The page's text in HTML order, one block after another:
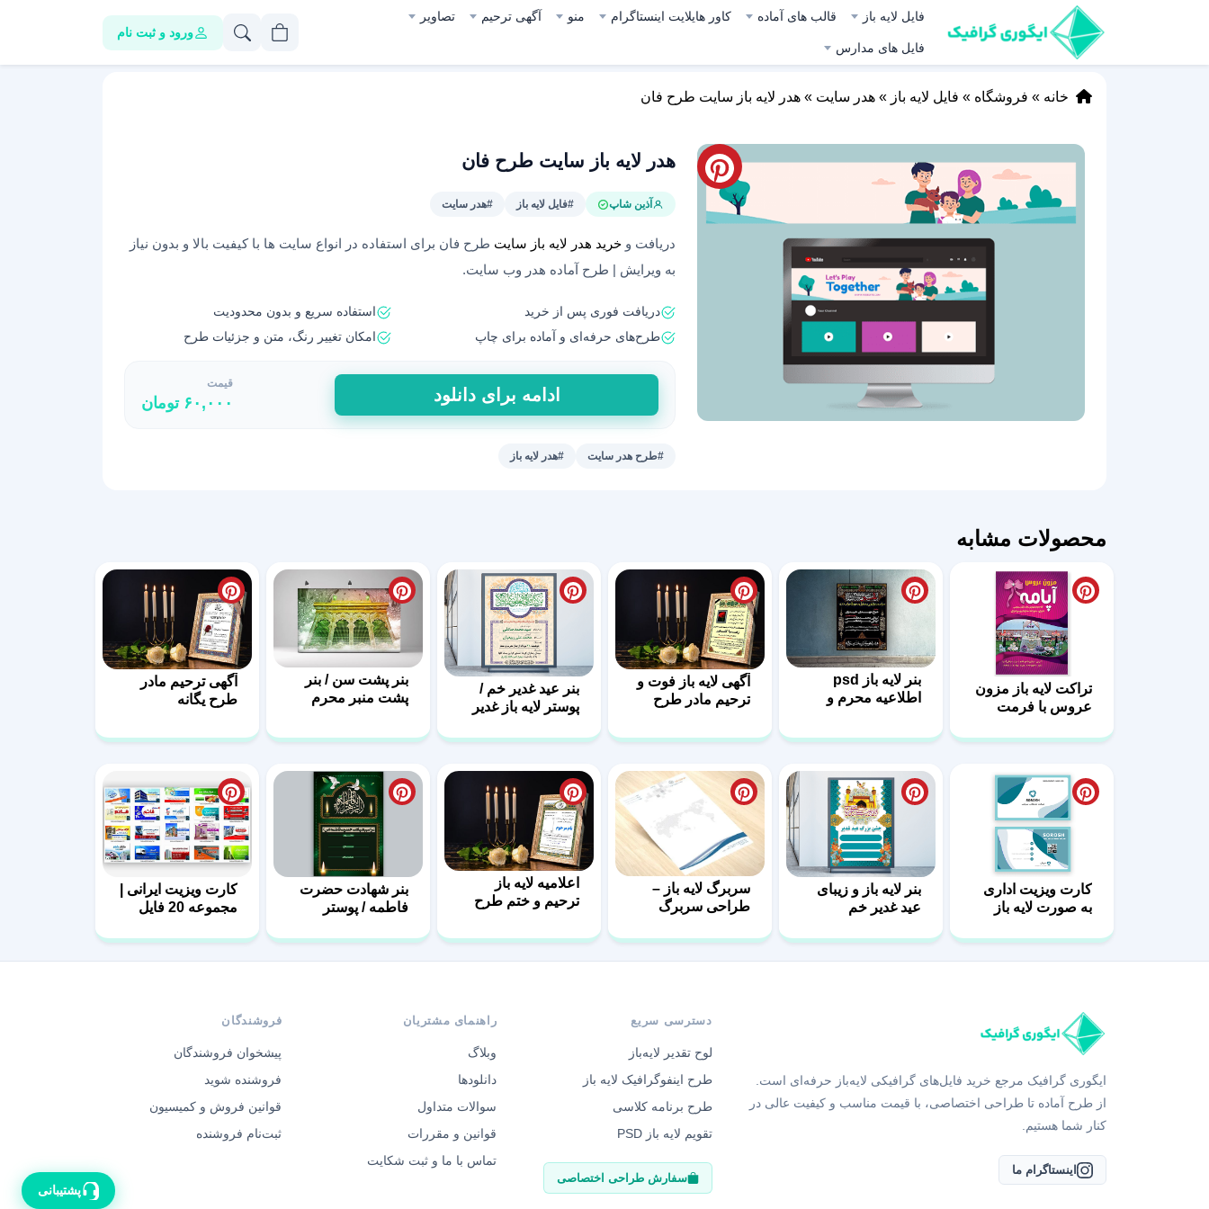
فایل لایه باز قالب های آماده کاور هایلایت اینستاگرام منو آگهی ترحیم تصاویر
فایل های مدارس
ورود و ثبت نام
خانه » فروشگاه » فایل لایه باز » هدر سایت » هدر لایه باز سایت طرح فان
هدر لایه باز سایت طرح فان
آذین شاپ #فایل لایه باز #هدر سایت
دریافت و خرید هدر لایه باز سایت طرح فان برای استفاده در انواع سایت ها با کیفیت بالا و بدون نیاز
به ویرایش | طرح آماده هدر وب سایت.
دریافت فوری پس از خرید
استفاده سریع و بدون محدودیت
طرح‌های حرفه‌ای و آماده برای چاپ
امکان تغییر رنگ، متن و جزئیات طرح
هدر
لایه
باز
سایت
ادامه برای دانلود
قیمت
۶۰,۰۰۰ تومان
#طرح هدر سایت #هدر لایه باز
محصولات مشابه
تراکت لایه باز مزون
عروس با فرمت
بنر لایه باز psd
اطلاعیه محرم و
آگهی لایه باز فوت و
ترحیم مادر طرح
بنر عید غدیر خم /
پوستر لایه باز غدیر
بنر پشت سن / بنر
پشت منبر محرم
آگهی ترحیم مادر
طرح یگانه
کارت ویزیت اداری
به صورت لایه باز
بنر لایه باز و زیبای
عید غدیر خم
سربرگ لایه باز –
طراحی سربرگ
اعلامیه لایه باز
ترحیم و ختم طرح
بنر شهادت حضرت
فاطمه / پوستر
PSD
کارت ویزیت ایرانی |
مجموعه 20 فایل
ایگوری گرافیک مرجع خرید فایل‌های گرافیکی لایه‌باز حرفه‌ای است.
از طرح آماده تا طراحی اختصاصی، با قیمت مناسب و کیفیت عالی در
کنار شما هستیم.
اینستاگرام ما
دسترسی سریع
لوح تقدیر لایه‌باز
طرح اینفوگرافیک لایه باز
طرح برنامه کلاسی
تقویم لایه باز PSD
سفارش طراحی اختصاصی
راهنمای مشتریان
وبلاگ
دانلودها
سوالات متداول
قوانین و مقررات
تماس با ما و ثبت شکایت
فروشندگان
پیشخوان فروشندگان
فروشنده شوید
قوانین فروش و کمیسیون
ثبت‌نام فروشنده
پشتیبانی